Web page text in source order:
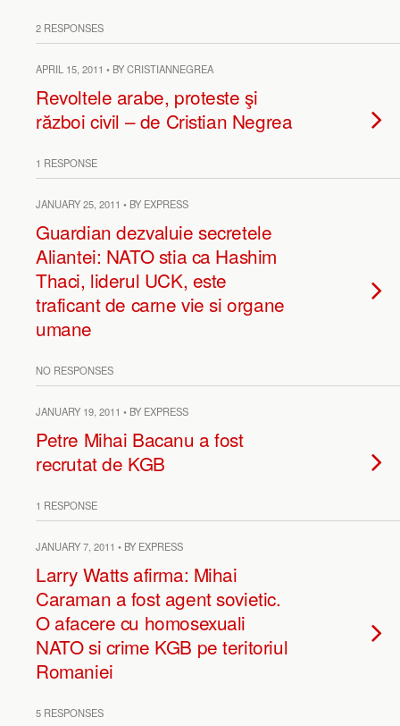
2 RESPONSES
APRIL 15, 2011 • BY CRISTIANNEGREA
Revoltele arabe, proteste şi
război civil – de Cristian Negrea
1 RESPONSE
JANUARY 25, 2011 • BY EXPRESS
Guardian dezvaluie secretele
Aliantei: NATO stia ca Hashim
Thaci, liderul UCK, este
traficant de carne vie si organe
umane
NO RESPONSES
JANUARY 19, 2011 • BY EXPRESS
Petre Mihai Bacanu a fost
recrutat de KGB
1 RESPONSE
JANUARY 7, 2011 • BY EXPRESS
Larry Watts afirma: Mihai
Caraman a fost agent sovietic.
O afacere cu homosexuali
NATO si crime KGB pe teritoriul
Romaniei
5 RESPONSES